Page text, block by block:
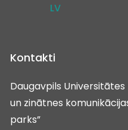
LV
Kontakti
Daugavpils
un zinātnes
parks”